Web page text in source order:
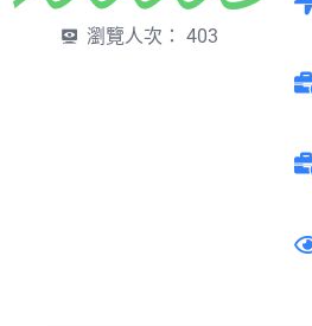
瀏覽人次： 403